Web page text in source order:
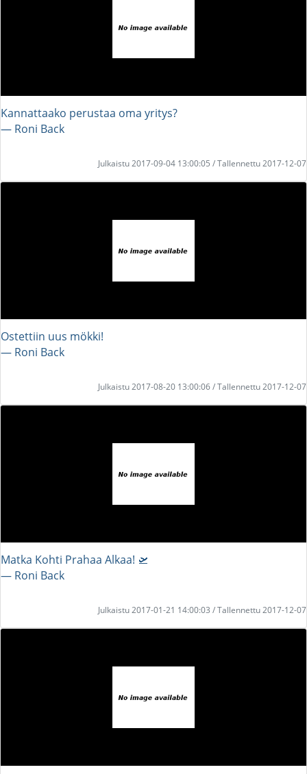
Kannattaako perustaa oma yritys?
― Roni Back
Julkaistu 2017-09-04 13:00:05 / Tallennettu 2017-12-07
Ostettiin uus mökki!
― Roni Back
Julkaistu 2017-08-20 13:00:06 / Tallennettu 2017-12-07
Matka Kohti Prahaa Alkaa! 🛫
― Roni Back
Julkaistu 2017-01-21 14:00:03 / Tallennettu 2017-12-07